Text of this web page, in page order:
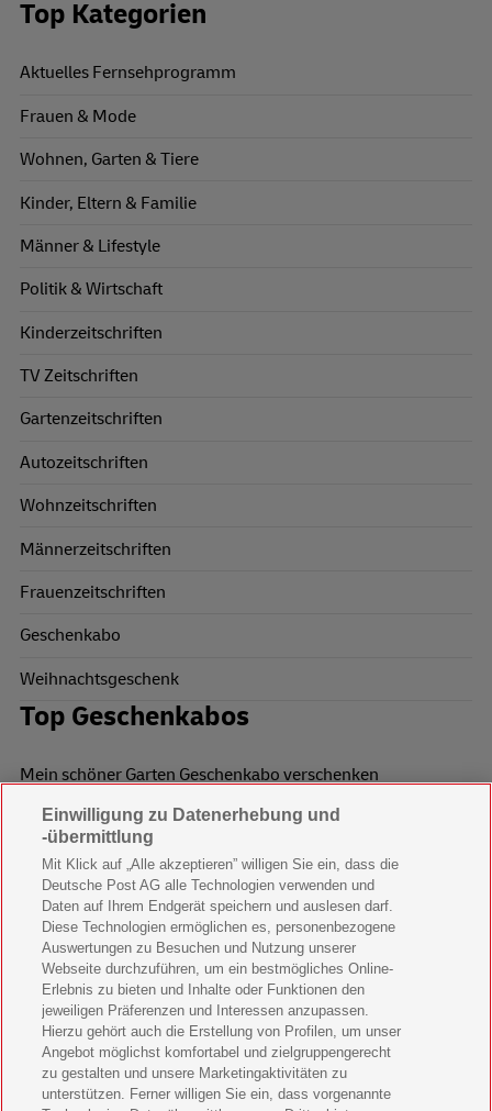
Top Kategorien
Aktuelles Fernsehprogramm
Frauen & Mode
Wohnen, Garten & Tiere
Kinder, Eltern & Familie
Männer & Lifestyle
Politik & Wirtschaft
Kinderzeitschriften
TV Zeitschriften
Gartenzeitschriften
Autozeitschriften
Wohnzeitschriften
Männerzeitschriften
Frauenzeitschriften
Geschenkabo
Weihnachtsgeschenk
Top Geschenkabos
Mein schöner Garten Geschenkabo verschenken
Wohnen & Garten Geschenkabo verschenken
Mein schönes Land Geschenkabo verschenken
Bild der Frau Geschenkabo verschenken
11 Freunde Geschenkabo verschenken
LEGO Ninjago Magazin Geschenkabo verschenken
Brigitte Geschenkabo verschenken
GEOlino Geschenkabo verschenken
Einwilligung zu Datenerhebung und
-übermittlung
Mit Klick auf „Alle akzeptieren” willigen Sie ein, dass die
Deutsche Post AG alle Technologien verwenden und
Daten auf Ihrem Endgerät speichern und auslesen darf.
Diese Technologien ermöglichen es, personenbezogene
Auswertungen zu Besuchen und Nutzung unserer
Webseite durchzuführen, um ein bestmögliches Online-
Erlebnis zu bieten und Inhalte oder Funktionen den
jeweiligen Präferenzen und Interessen anzupassen.
Hierzu gehört auch die Erstellung von Profilen, um unser
Angebot möglichst komfortabel und zielgruppengerecht
zu gestalten und unsere Marketingaktivitäten zu
unterstützen. Ferner willigen Sie ein, dass vorgenannte